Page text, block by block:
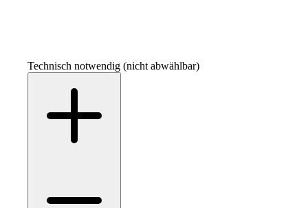
Technisch notwendig (nicht abwählbar)